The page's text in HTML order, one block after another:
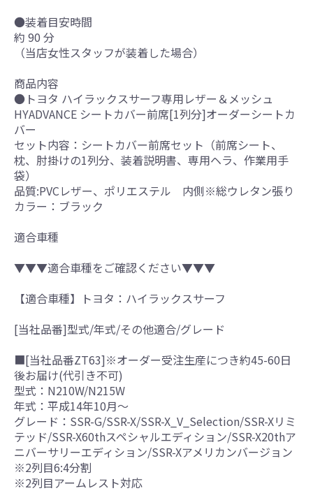
●装着目安時間
約 90 分
（当店女性スタッフが装着した場合）
商品内容
●トヨタ ハイラックスサーフ専用レザー＆メッシュ
HYADVANCE シートカバー前席[1列分]オーダーシートカ
バー
セット内容：シートカバー前席セット（前席シート、
枕、肘掛けの1列分、装着説明書、専用ヘラ、作業用手
袋）
品質:PVCレザー、ポリエステル 内側※総ウレタン張り
カラー：ブラック
適合車種
▼▼▼適合車種をご確認ください▼▼▼
【適合車種】トヨタ：ハイラックスサーフ
[当社品番]型式/年式/その他適合/グレード
■[当社品番ZT63]※オーダー受注生産につき約45-60日
後お届け(代引き不可)
型式：N210W/N215W
年式：平成14年10月～
グレード：SSR-G/SSR-X/SSR-X_V_Selection/SSR-Xリミ
テッド/SSR-X60thスペシャルエディション/SSR-X20thア
ニバーサリーエディション/SSR-Xアメリカンバージョン
※2列目6:4分割
※2列目アームレスト対応